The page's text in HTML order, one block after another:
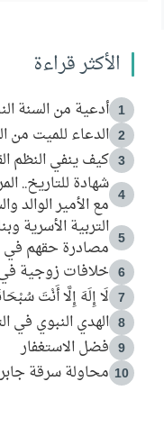
الأكثر قراءة
1 أدعية من السنة
2 الدعاء للميت من
3 كيف ينفي النظم
4
شهادة للتاريخ..
مع الأمير الوالد
5
التربية الأسرية
مصادرة حقهم في
6 خلافات زوجية
7 لَا إِلَهَ إِلَّا أَنْتَ
8 الهدي النبوي في
9 فضل الاستغفار
10 محاولة سرقة